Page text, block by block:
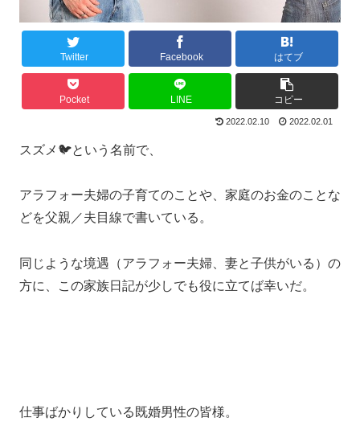
Twitter Facebook はてブ
Pocket LINE コピー
2022.02.10 2022.02.01
スズメ🐦という名前で、
アラフォー夫婦の子育てのことや、家庭のお金のことな
どを父親／夫目線で書いている。
同じような境遇（アラフォー夫婦、妻と子供がいる）の
方に、この家族日記が少しでも役に立てば幸いだ。
仕事ばかりしている既婚男性の皆様。